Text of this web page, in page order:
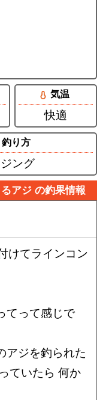
気温
快適
釣り方
ング
アジ の釣果情報
けてラインコン
てって感じで
アジを釣られた
ていたら 何か